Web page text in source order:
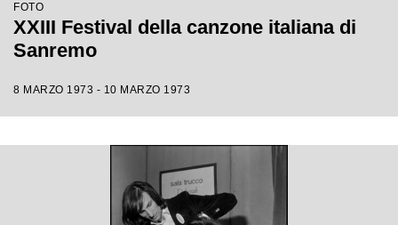
FOTO
XXIII Festival della canzone italiana di
Sanremo
8 MARZO 1973 - 10 MARZO 1973